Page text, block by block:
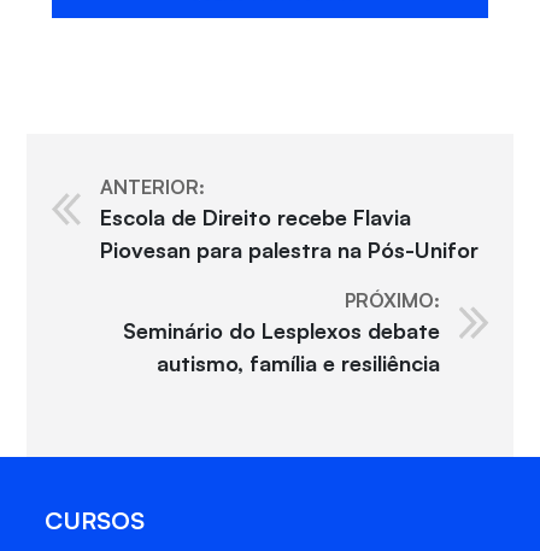
ANTERIOR:
Escola de Direito recebe Flavia
Piovesan para palestra na Pós-Unifor
PRÓXIMO:
Seminário do Lesplexos debate
autismo, família e resiliência
CURSOS